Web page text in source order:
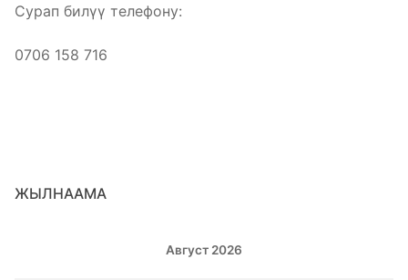
Сурап билүү телефону:
0706 158 716
ЖЫЛНААМА
Август 2026